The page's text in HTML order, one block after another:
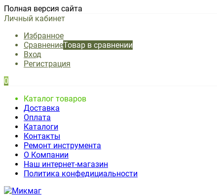
Полная версия сайта
Личный кабинет
Избранное
СравнениеТовар в сравнении
Вход
Регистрация
0
Каталог товаров
Доставка
Оплата
Каталоги
Контакты
Ремонт инструмента
О Компании
Наш интернет-магазин
Политика конфедициальности